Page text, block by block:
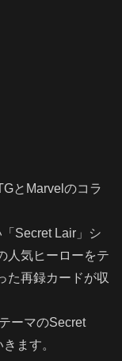
とMarvelのコラ
Secret Lair」シ
人気ヒーローをテ
た再録カードが収
ーマのSecret
ます。